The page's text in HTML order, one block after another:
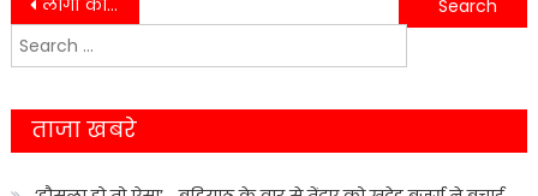
navigation
लोगों को ना उजाड़ने की मांग करते हुए सैकड़ों लोगों ने एसडीएम से मुलाकात…….
ज़िला महिला चिकित्सालय परिसर में निर्माणाधीन 55 बैड के नये भवन का किया स्थलीय निरीक्षण…….
Search
for:
ताजा खबरे